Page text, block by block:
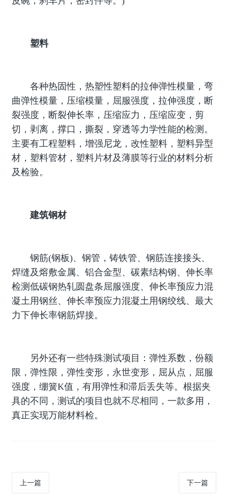
塑料
各种热固性，热塑性塑料的拉伸弹性模量，弯
曲弹性模量，压缩模量，屈服强度，拉伸强度，断
裂强度，断裂伸长率，压缩应力，压缩应变，剪
切，剥离，撑口，撕裂，穿透等力学性能的检测。
主要有工程塑料，增强尼龙，改性塑料，塑料异型
材，塑料管材，塑料片材及薄膜等行业的材料分析
及检验。
建筑钢材
钢筋(钢板)、钢管，铸铁管、钢筋连接接头、
焊缝及熔敷金属、铝合金型、碳素结构钢、伸长率
检测低碳钢热轧圆盘条屈服强度、伸长率预应力混
凝土用钢丝、伸长率预应力混凝土用钢绞线、最大
力下伸长率钢筋焊接。
另外还有一些特殊测试项目：弹性系数，份额
限，弹性限，弹性变形，永世变形，屈从点，屈服
强度，绷簧K值，有用弹性和滞后丢失等。根据夹
具的不同，测试的项目也就不尽相同，一款多用，
真正实现万能材料检。
上一篇 下一篇